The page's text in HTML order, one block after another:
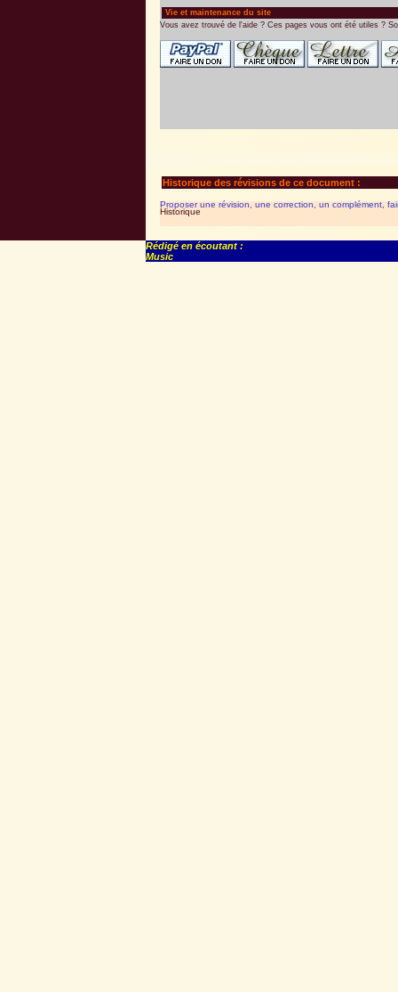
Vie et maintenance du site
Vous avez trouvé de l'aide ? Ces pages vous ont été utiles ?
Historique des révisions de ce document :
Proposer une révision, une correction, un complément,
Historique
Rédigé en écoutant :
Music